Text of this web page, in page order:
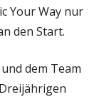
Your Way nur
den Start.
dem Team